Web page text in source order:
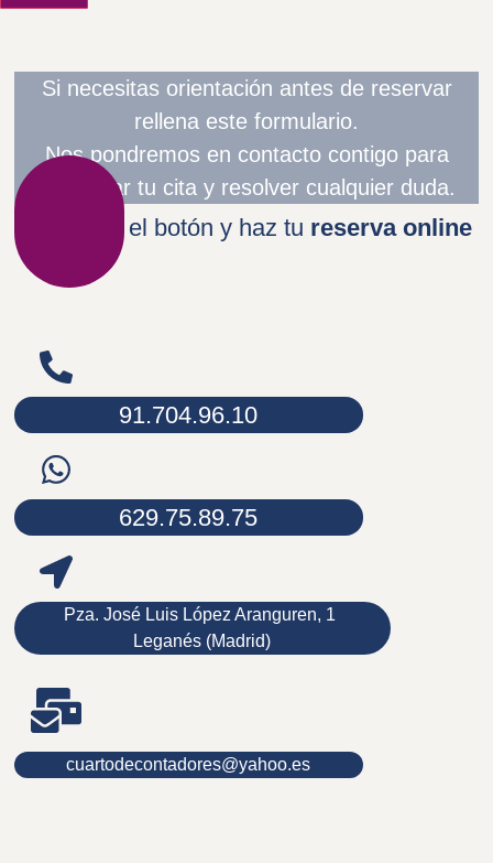
Si necesitas orientación antes de reservar
rellena este formulario.
Nos pondremos en contacto contigo para
confirmar tu cita y resolver cualquier duda.
Pincha en el botón y haz tu reserva online
91.704.96.10
629.75.89.75
Pza. José Luis López Aranguren, 1
Leganés (Madrid)
cuartodecontadores@yahoo.es